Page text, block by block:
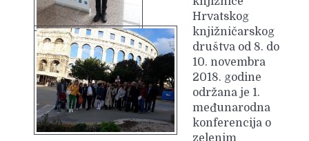
Hrvatskog
knjižničarskog
društva od 8. do
10. novembra
2018. godine
održana je 1.
međunarodna
konferencija o
zelenim